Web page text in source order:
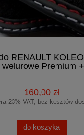
RENAULT
welurowe Premium
160,00 zł
23% VAT, bez kosztów
do koszyka